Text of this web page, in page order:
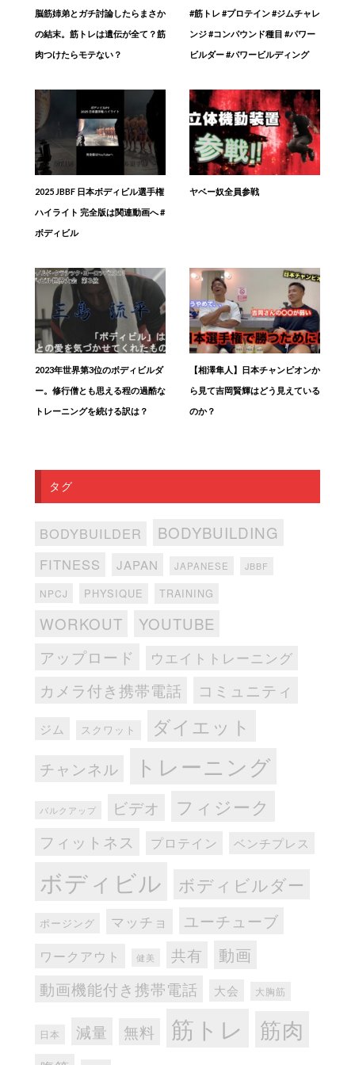
脳筋姉弟とガチ討論したらまさか
の結末。筋トレは遺伝が全て？筋
肉つけたらモテない？
#筋トレ #プロテイン #ジムチャレ
ンジ #コンパウンド種目 #パワー
ビルダー #パワービルディング
2025 JBBF 日本ボディビル選手権
ハイライト 完全版は関連動画へ #
ボディビル
ヤベー奴全員参戦
2023年世界第3位のボディビルダ
ー。修行僧とも思える程の過酷な
トレーニングを続ける訳は？
【相澤隼人】日本チャンピオンか
ら見て吉岡賢輝はどう見えている
のか？
タグ
BODYBUILDER BODYBUILDING
FITNESS JAPAN JAPANESE JBBF
NPCJ PHYSIQUE TRAINING
WORKOUT
YOUTUBE
アップロード
ウエイトトレーニング
カメラ付き携帯電話 コミュニティ
ジム スクワット ダイエット
チャンネル トレーニング
バルクアップ ビデオ フィジーク
フィットネス プロテイン ベンチプレス
ボディビル ボディビルダー
ポージング マッチョ ユーチューブ
ワークアウト 健美 共有 動画
動画機能付き携帯電話 大会 大胸筋
日本 減量 無料 筋トレ 筋肉